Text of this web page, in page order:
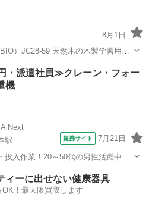
8月1日
）JC28-59 天然木の木製学習用チ
来れる方を優先させていただきます。
イニングセット
・派遣社員≫クレーン・フォー
機
Next
駅
提携サイト 7月21日
投入作業！20～50代の男性活躍中★
負担！年間休日130日★フォークリフ
先食堂利用可★《神奈川県相模原
その他
ィーに出せない健康器具
！最大限買取します